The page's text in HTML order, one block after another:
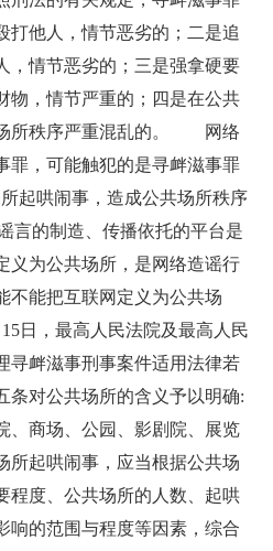
打他人，情节恶劣的；二是追
，情节恶劣的；三是强拿硬要
物，情节严重的；四是在公共
所秩序严重混乱的。 网络
罪，可能触犯的是寻衅滋事罪
起哄闹事，造成公共场所秩序
的制造、传播依托的平台是
义为公共场所，是网络造谣行
能把互联网定义为公共场
日，最高人民法院及最高人民
寻衅滋事刑事案件适用法律若
条对公共场所的含义予以明确:
、商场、公园、影剧院、展览
所起哄闹事，应当根据公共场
程度、公共场所的人数、起哄
响的范围与程度等因素，综合